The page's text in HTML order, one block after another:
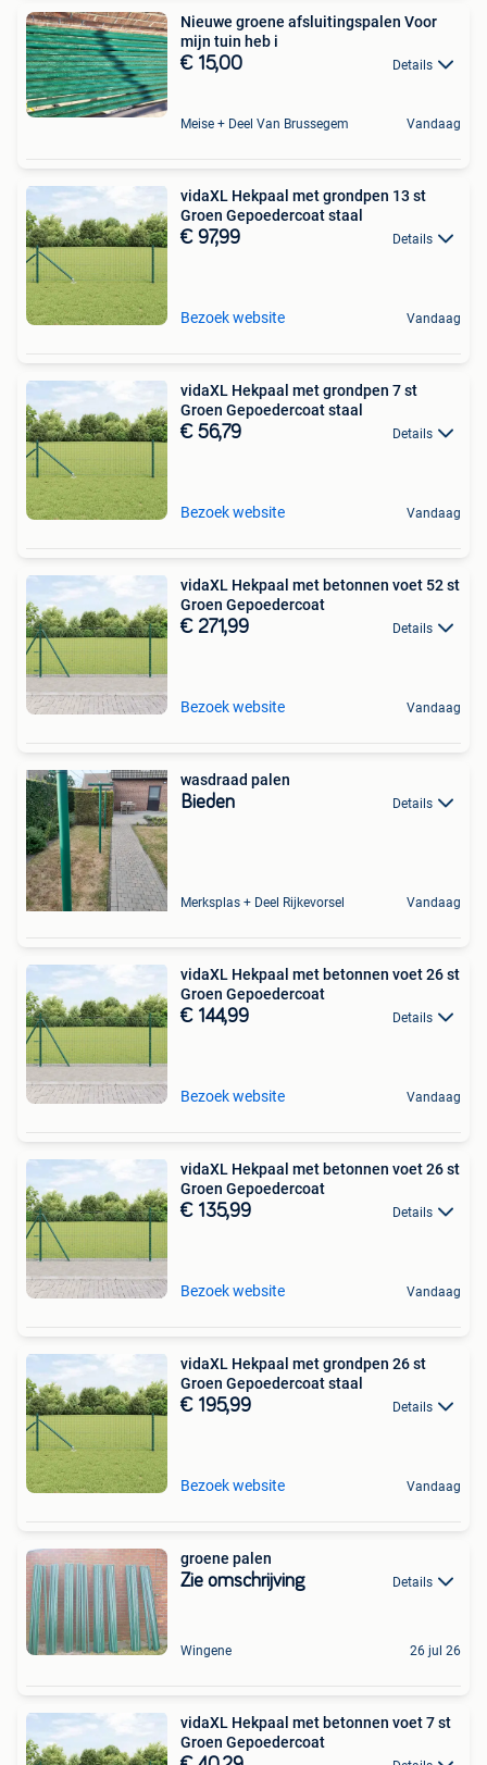
Nieuwe groene afsluitingspalen Voor
mijn tuin heb i
€ 15,00 Details
Meise + Deel Van Brussegem Vandaag
vidaXL Hekpaal met grondpen 13 st
Groen Gepoedercoat staal
€ 97,99 Details
Bezoek website Vandaag
vidaXL Hekpaal met grondpen 7 st
Groen Gepoedercoat staal
€ 56,79 Details
Bezoek website Vandaag
vidaXL Hekpaal met betonnen voet 52 st
Groen Gepoedercoat
€ 271,99 Details
Bezoek website Vandaag
wasdraad palen
Bieden Details
Merksplas + Deel Rijkevorsel Vandaag
vidaXL Hekpaal met betonnen voet 26 st
Groen Gepoedercoat
€ 144,99 Details
Bezoek website Vandaag
vidaXL Hekpaal met betonnen voet 26 st
Groen Gepoedercoat
€ 135,99 Details
Bezoek website Vandaag
vidaXL Hekpaal met grondpen 26 st
Groen Gepoedercoat staal
€ 195,99 Details
Bezoek website Vandaag
groene palen
Zie omschrijving Details
Wingene 26 jul 26
vidaXL Hekpaal met betonnen voet 7 st
Groen Gepoedercoat